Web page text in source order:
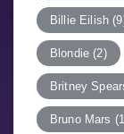
Billie Eilish
Blondie (2)
Britney
Bruno Mars